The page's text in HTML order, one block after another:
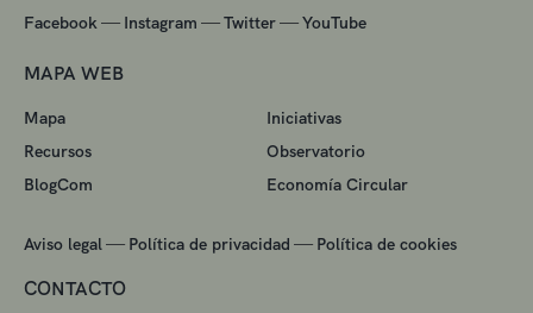
Facebook — Instagram —Twitter—YouTube
MAPA WEB
Mapa
Iniciativas
Recursos
Observatorio
BlogCom
Economía Circular
Aviso legal — Política de privacidad — Política de cookies
CONTACTO